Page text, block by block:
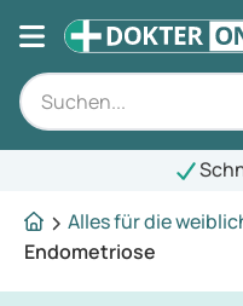
Schnelle
Alles für die
Endometriose